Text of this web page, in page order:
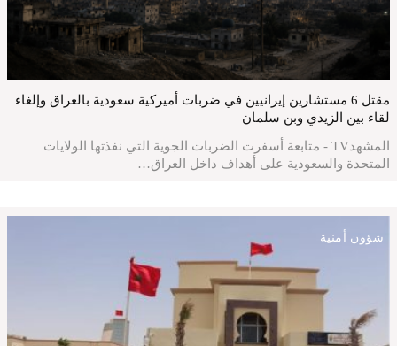
مقتل 6 مستشارين إيرانيين في ضربات أميركية سعودية بالعراق وإلغاء
لقاء بين الزيدي وبن سلمان
المشهدTV - متابعة أسفرت الضربات الجوية التي نفذتها الولايات
المتحدة والسعودية على أهداف داخل العراق…
شؤون أمنية